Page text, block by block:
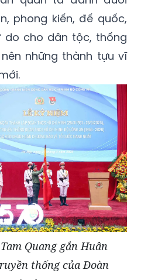
phong kiến, đế quốc,
do cho dân tộc, thống
những thành tựu vĩ
Quang gắn Huân
thống của Đoàn